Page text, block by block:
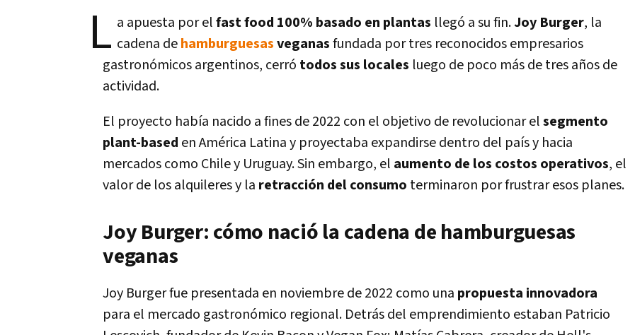
L a apuesta por elfast food 100% basado en plantas llegó a su fin.Joy Burger, la
cadena dehamburguesasveganasfundada por tres reconocidos empresarios
gastronómicos argentinos, cerró todos sus locales luego de poco más de tres años de
actividad.
El proyecto había nacido a fines de 2022 con el objetivo de revolucionar elsegmento
plant-based en América Latina y proyectaba expandirse dentro del país y hacia
mercados como Chile y Uruguay. Sin embargo, el aumento de los costos operativos, el
valor de los alquileres y la retracción del consumo terminaron por frustrar esos planes.
Joy Burger: cómo nació la cadena de hamburguesas
veganas
Joy Burger fue presentada en noviembre de 2022 como una propuesta innovadora
para el mercado gastronómico regional. Detrás del emprendimiento estaban Patricio